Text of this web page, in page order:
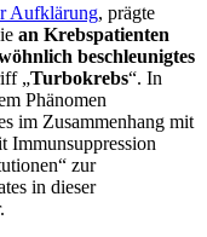
Aufklärung, prägte
an Krebspatienten
beschleunigtes
„Turbokrebs“. In
Phänomen
im Zusammenhang mit
Immunsuppression
zur
in dieser